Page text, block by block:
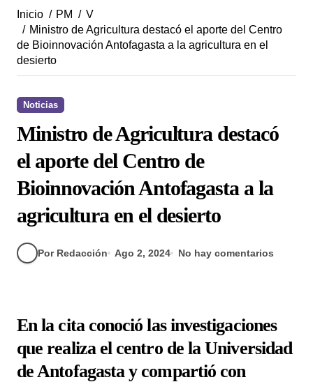
Inicio PM
V
Ministro de Agricultura destacó el aporte del Centro
de Bioinnovación Antofagasta a la agricultura en el
desierto
Noticias
Ministro de Agricultura destacó
el aporte del Centro de
Bioinnovación Antofagasta a la
agricultura en el desierto
Por Redacción Ago 2, 2024 No hay comentarios
En la cita conoció las investigaciones
que realiza el centro de la Universidad
de Antofagasta y compartió con